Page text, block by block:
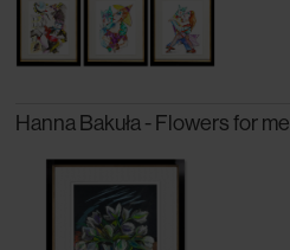
Hanna Bakuła - Flowers for me